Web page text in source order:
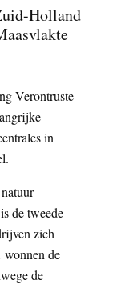
Holland
Verontruste
in
de tweede
zich
wonnen de
de